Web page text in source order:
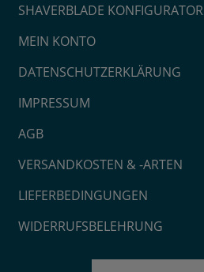
SHAVERBLADE KONFIGURATOR
MEIN KONTO
DATENSCHUTZERKLÄRUNG
IMPRESSUM
AGB
VERSANDKOSTEN & -ARTEN
LIEFERBEDINGUNGEN
WIDERRUFSBELEHRUNG